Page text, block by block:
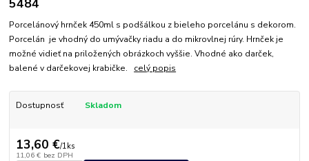
5484
Porcelánový hrnček 450ml s podšálkou z bieleho porcelánu s dekorom.
Porcelán je vhodný do umývačky riadu a do mikrovlnej rúry. Hrnček je
možné vidieť na priložených obrázkoch vyššie. Vhodné ako darček,
balené v darčekovej krabičke. celý popis
Dostupnosť Skladom
13,60 €/1ks
11,06 € bez DPH